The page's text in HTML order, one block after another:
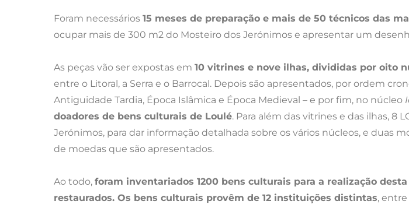
Foram necessários 15 meses de preparação e mais de 50 técnicos das
ocupar mais de 300 m2 do Mosteiro dos Jerónimos e apresentar um
As peças vão ser expostas em 10 vitrines e nove ilhas, divididas por oito
entre o Litoral, a Serra e o Barrocal. Depois são apresentados, por ordem
Antiguidade Tardia, Época Islâmica e Época Medieval – e por fim, no núcleo
doadores de bens culturais de Loulé. Para além das vitrines e das ilhas, 8
Jerónimos, para dar informação detalhada sobre os vários núcleos, e duas
de moedas que são apresentados.
Ao todo, foram inventariados 1200 bens culturais para a realização
restaurados. Os bens culturais provêm de 12 instituições distintas,